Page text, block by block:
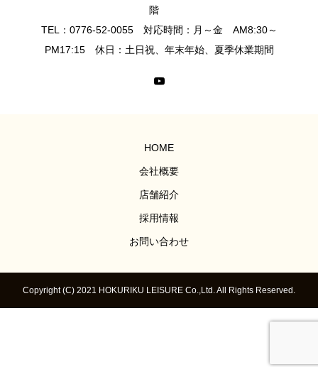
階
TEL：0776-52-0055 対応時間：月～金 AM8:30～
PM17:15 休日：土日祝、年末年始、夏季休業期間
HOME
会社概要
店舗紹介
採用情報
お問い合わせ
Copyright (C) 2021 HOKURIKU LEISURE Co.,Ltd. All Rights Reserved.